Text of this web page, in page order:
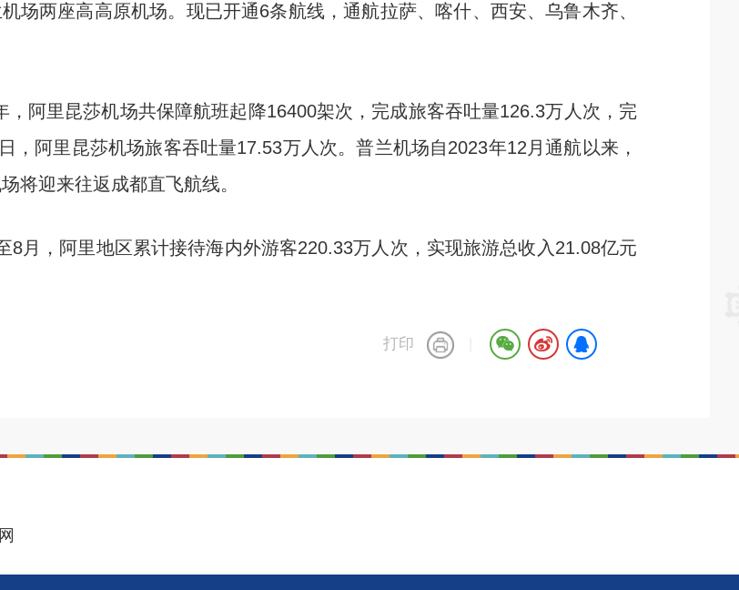
场两座高高原机场。现已开通6条航线，通航拉萨、喀什、西安、乌鲁木齐、
里昆莎机场共保障航班起降16400架次，完成旅客吞吐量126.3万人次，完
，阿里昆莎机场旅客吞吐量17.53万人次。普兰机场自2023年12月通航以来，
将迎来往返成都直飞航线。
，阿里地区累计接待海内外游客220.33万人次，实现旅游总收入21.08亿元
打印